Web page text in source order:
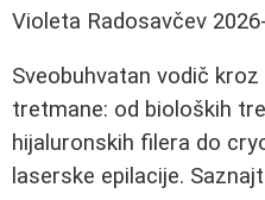
Violeta Radosavčev
Sveobuhvatan vodič
tretmane: od bioloških
hijaluronskih filera do
laserske epilacije.